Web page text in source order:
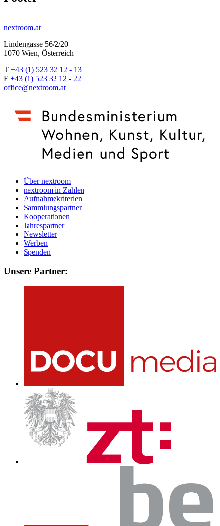
nextroom.at
Lindengasse 56/2/20
1070 Wien, Österreich
T +43 (1) 523 32 12 - 13
F +43 (1) 523 32 12 - 22
office@nextroom.at
Über nextroom
nextroom in Zahlen
Aufnahmekriterien
Sammlungspartner
Kooperationen
Jahrespartner
Newsletter
Werben
Spenden
Unsere Partner: